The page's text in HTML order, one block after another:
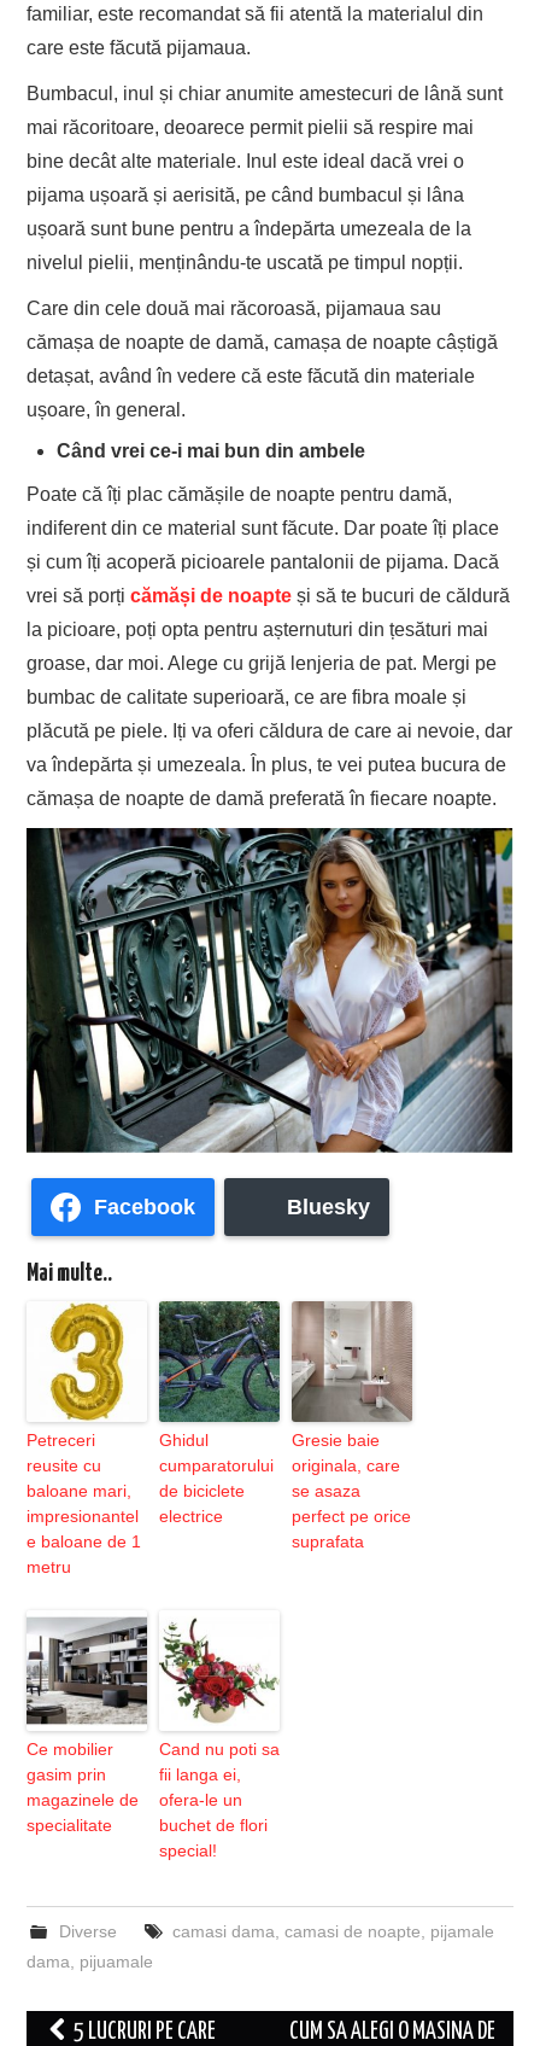
familiar, este recomandat să fii atentă la materialul din
care este făcută pijamaua.
Bumbacul, inul și chiar anumite amestecuri de lână sunt
mai răcoritoare, deoarece permit pielii să respire mai
bine decât alte materiale. Inul este ideal dacă vrei o
pijama ușoară și aerisită, pe când bumbacul și lâna
ușoară sunt bune pentru a îndepărta umezeala de la
nivelul pielii, menținându-te uscată pe timpul nopții.
Care din cele două mai răcoroasă, pijamaua sau
cămașa de noapte de damă, camașa de noapte câștigă
detașat, având în vedere că este făcută din materiale
ușoare, în general.
Când vrei ce-i mai bun din ambele
Poate că îți plac cămășile de noapte pentru damă,
indiferent din ce material sunt făcute. Dar poate îți place
și cum îți acoperă picioarele pantalonii de pijama. Dacă
vrei să porțicămăși de noapte și să te bucuri de căldură
la picioare, poți opta pentru așternuturi din țesături mai
groase, dar moi. Alege cu grijă lenjeria de pat. Mergi pe
bumbac de calitate superioară, ce are fibra moale și
plăcută pe piele. Iți va oferi căldura de care ai nevoie, dar
va îndepărta și umezeala. În plus, te vei putea bucura de
cămașa de noapte de damă preferată în fiecare noapte.
Facebook Bluesky
Mai multe..
Petreceri
reusite cu
baloane mari,
impresionantel
e baloane de 1
metru
Ghidul
cumparatorului
de biciclete
electrice
Gresie baie
originala, care
se asaza
perfect pe orice
suprafata
Ce mobilier
gasim prin
magazinele de
specialitate
Cand nu poti sa
fii langa ei,
ofera-le un
buchet de flori
special!
Diverse camasi dama camasi de noapte
pijamale
dama
pijuamale
Post 5 LUCRURI PE CARE
CUM SA ALEGI O MASINA DE